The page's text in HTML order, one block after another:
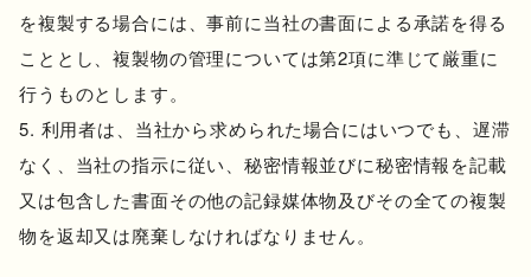
を複製する場合には、事前に当社の書面による承諾を得る
こととし、複製物の管理については第2項に準じて厳重に
行うものとします。
利用者は、当社から求められた場合にはいつでも、遅滞
なく、当社の指示に従い、秘密情報並びに秘密情報を記載
又は包含した書面その他の記録媒体物及びその全ての複製
物を返却又は廃棄しなければなりません。